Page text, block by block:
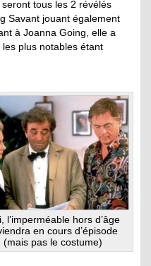
tous les 2 révélés
Savant jouant également
à Joanna Going, elle a
plus notables étant
l’imperméable hors d’âge
en cours d’épisode
(mais pas le costume)